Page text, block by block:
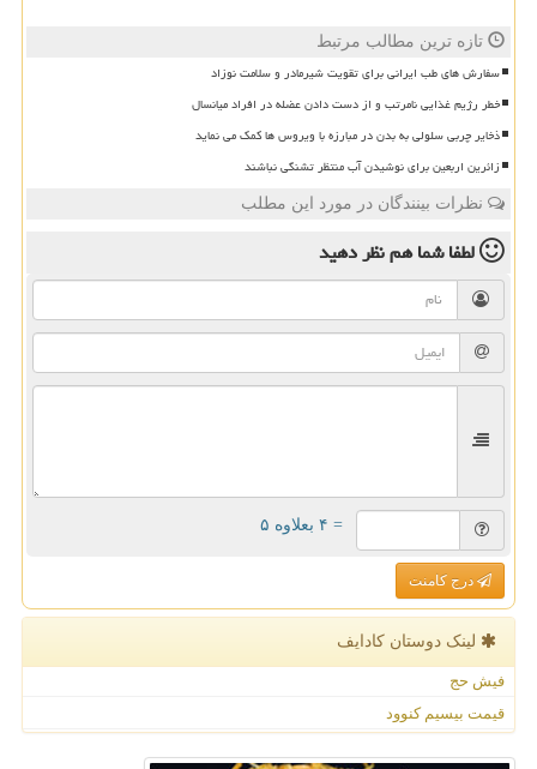
تازه ترین مطالب مرتبط
سفارش های طب ایرانی برای تقویت شیرمادر و سلامت نوزاد
خطر رژیم غذایی نامرتب و از دست دادن عضله در افراد میانسال
ذخایر چربی سلولی به بدن در مبارزه با ویروس ها کمک می نماید
زائرین اربعین برای نوشیدن آب منتظر تشنگی نباشند
نظرات بینندگان در مورد این مطلب
لطفا شما همنظر دهید
= ۴ بعلاوه ۵
درج کامنت
لینک دوستان كادایف
فیش حج
قیمت بیسیم کنوود